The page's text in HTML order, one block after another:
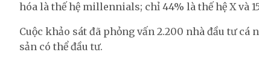
hóa là thế hệ millennials; chỉ 44% là thế hệ X và
Cuộc khảo sát đã phỏng vấn 2.200 nhà đầu tư cá
sản có thể đầu tư.